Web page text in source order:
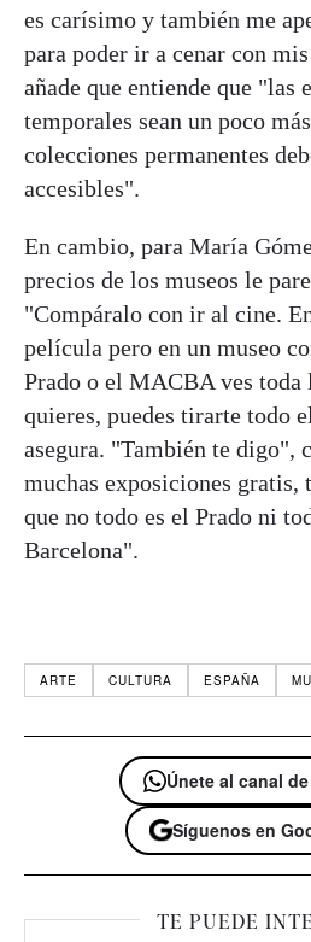
es carísimo y también me
para poder ir a cenar con
añade que entiende que "las
temporales sean un poco
colecciones permanentes
accesibles".
En cambio, para María
precios de los museos le
"Compáralo con ir al cine.
película pero en un museo
Prado o el MACBA ves toda
quieres, puedes tirarte todo
asegura. "También te digo",
muchas exposiciones gratis,
que no todo es el Prado ni
Barcelona".
ARTE CULTURA ESPAÑA
Únete al canal
Síguenos en
TE PUEDE